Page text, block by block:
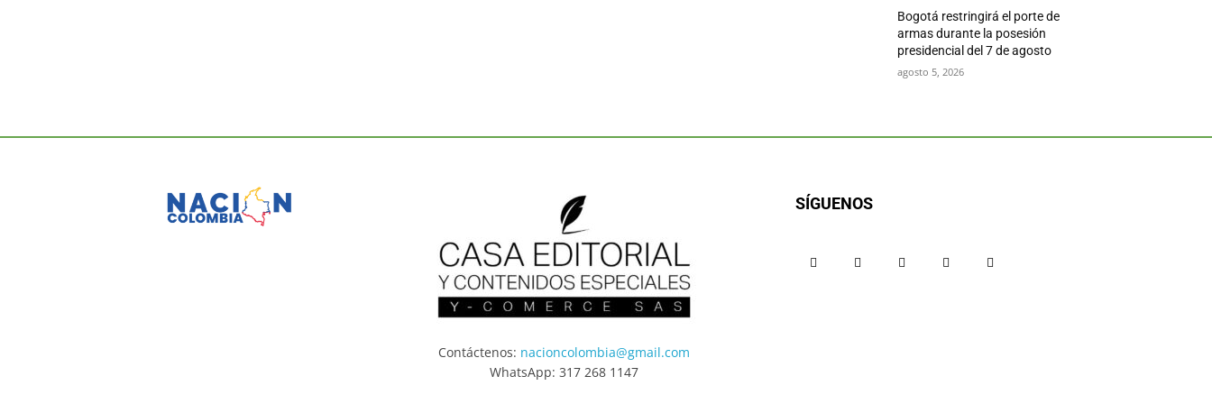
Bogotá restringirá el porte de
armas durante la posesión
presidencial del 7 de agosto
agosto 5, 2026
Contáctenos: nacioncolombia@gmail.com
WhatsApp: 317 268 1147
SÍGUENOS